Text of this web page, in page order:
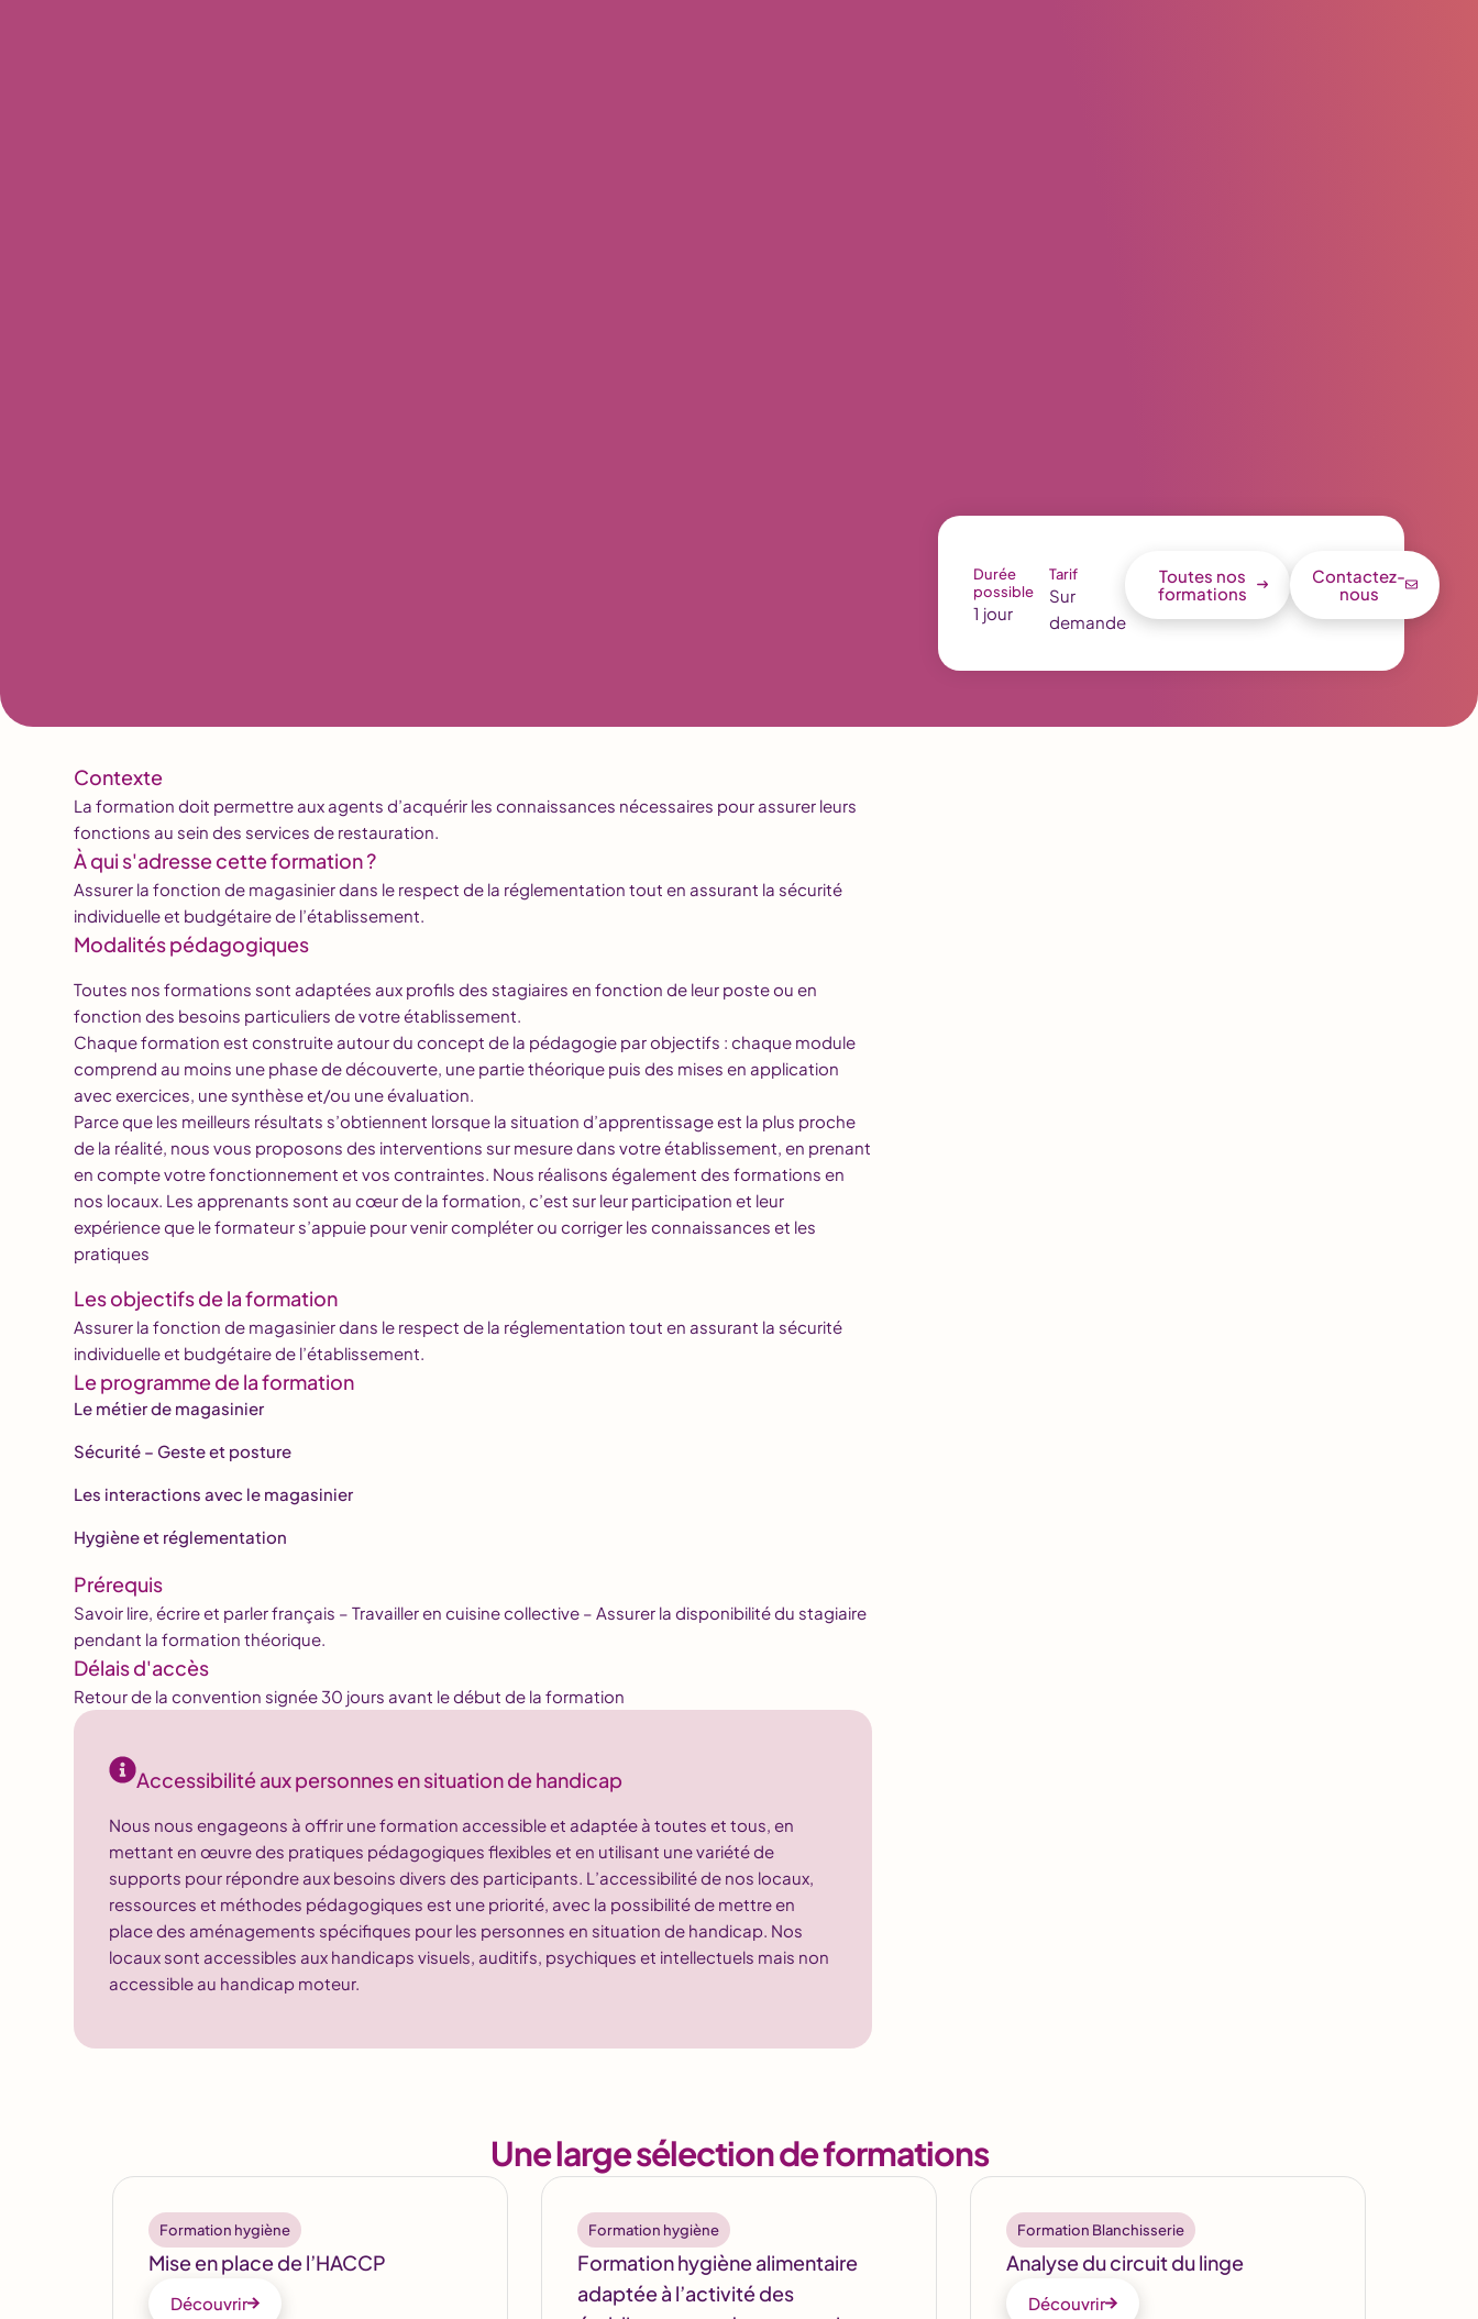
Contexte
La formation doit permettre aux agents d’acquérir les connaissances nécessaires pour assurer leurs
fonctions au sein des services de restauration.
À qui s'adresse cette formation ?
Assurer la fonction de magasinier dans le respect de la réglementation tout en assurant la sécurité
individuelle et budgétaire de l’établissement.
Modalités pédagogiques
Toutes nos formations sont adaptées aux profils des stagiaires en fonction de leur poste ou en
fonction des besoins particuliers de votre établissement.
Chaque formation est construite autour du concept de la pédagogie par objectifs : chaque module
comprend au moins une phase de découverte, une partie théorique puis des mises en application
avec exercices, une synthèse et/ou une évaluation.
Parce que les meilleurs résultats s’obtiennent lorsque la situation d’apprentissage est la plus proche
de la réalité, nous vous proposons des interventions sur mesure dans votre établissement, en prenant
en compte votre fonctionnement et vos contraintes. Nous réalisons également des formations en
nos locaux. Les apprenants sont au cœur de la formation, c’est sur leur participation et leur
expérience que le formateur s’appuie pour venir compléter ou corriger les connaissances et les
pratiques
Les objectifs de la formation
Assurer la fonction de magasinier dans le respect de la réglementation tout en assurant la sécurité
individuelle et budgétaire de l’établissement.
Le programme de la formation
Le métier de magasinier
Sécurité – Geste et posture
Les interactions avec le magasinier
Hygiène et réglementation
Prérequis
Savoir lire, écrire et parler français – Travailler en cuisine collective – Assurer la disponibilité du stagiaire
pendant la formation théorique.
Délais d'accès
Retour de la convention signée 30 jours avant le début de la formation
Accessibilité aux personnes en situation de handicap
Nous nous engageons à offrir une formation accessible et adaptée à toutes et tous, en
mettant en œuvre des pratiques pédagogiques flexibles et en utilisant une variété de
supports pour répondre aux besoins divers des participants. L’accessibilité de nos locaux,
ressources et méthodes pédagogiques est une priorité, avec la possibilité de mettre en
place des aménagements spécifiques pour les personnes en situation de handicap. Nos
locaux sont accessibles aux handicaps visuels, auditifs, psychiques et intellectuels mais non
accessible au handicap moteur.
Durée
possible
1 jour
Tarif
Sur
demande
Toutes nos
formations
Contactez-
nous
Une large sélection de formations
Formation hygiène
Mise en place de l’HACCP
Découvrir
Formation hygiène
Formation hygiène alimentaire
adaptée à l’activité des
Formation Blanchisserie
Analyse du circuit du linge
Découvrir